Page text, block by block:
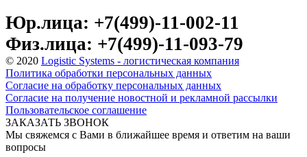
Юр.лица: +7(499)-11-002-11
Физ.лица: +7(499)-11-093-79
© 2020 Logistic Systems - логистическая компания
Политика обработки персональных данных
Согласие на обработку персональных данных
Согласие на получение новостной и рекламной рассылки
Пользовательское соглашение
ЗАКАЗАТЬ ЗВОНОК
Мы свяжемся с Вами в ближайшее время и ответим на ваши
вопросы